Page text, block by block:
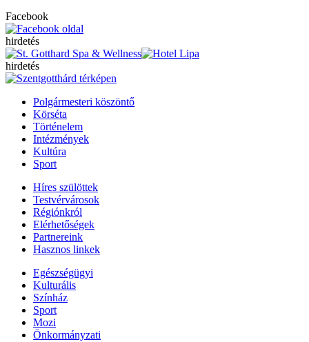
Facebook
hirdetés
hirdetés
Polgármesteri köszöntő
Körséta
Történelem
Intézmények
Kultúra
Sport
Híres szülöttek
Testvérvárosok
Régiónkról
Elérhetőségek
Partnereink
Hasznos linkek
Egészségügyi
Kulturális
Színház
Sport
Mozi
Önkormányzati